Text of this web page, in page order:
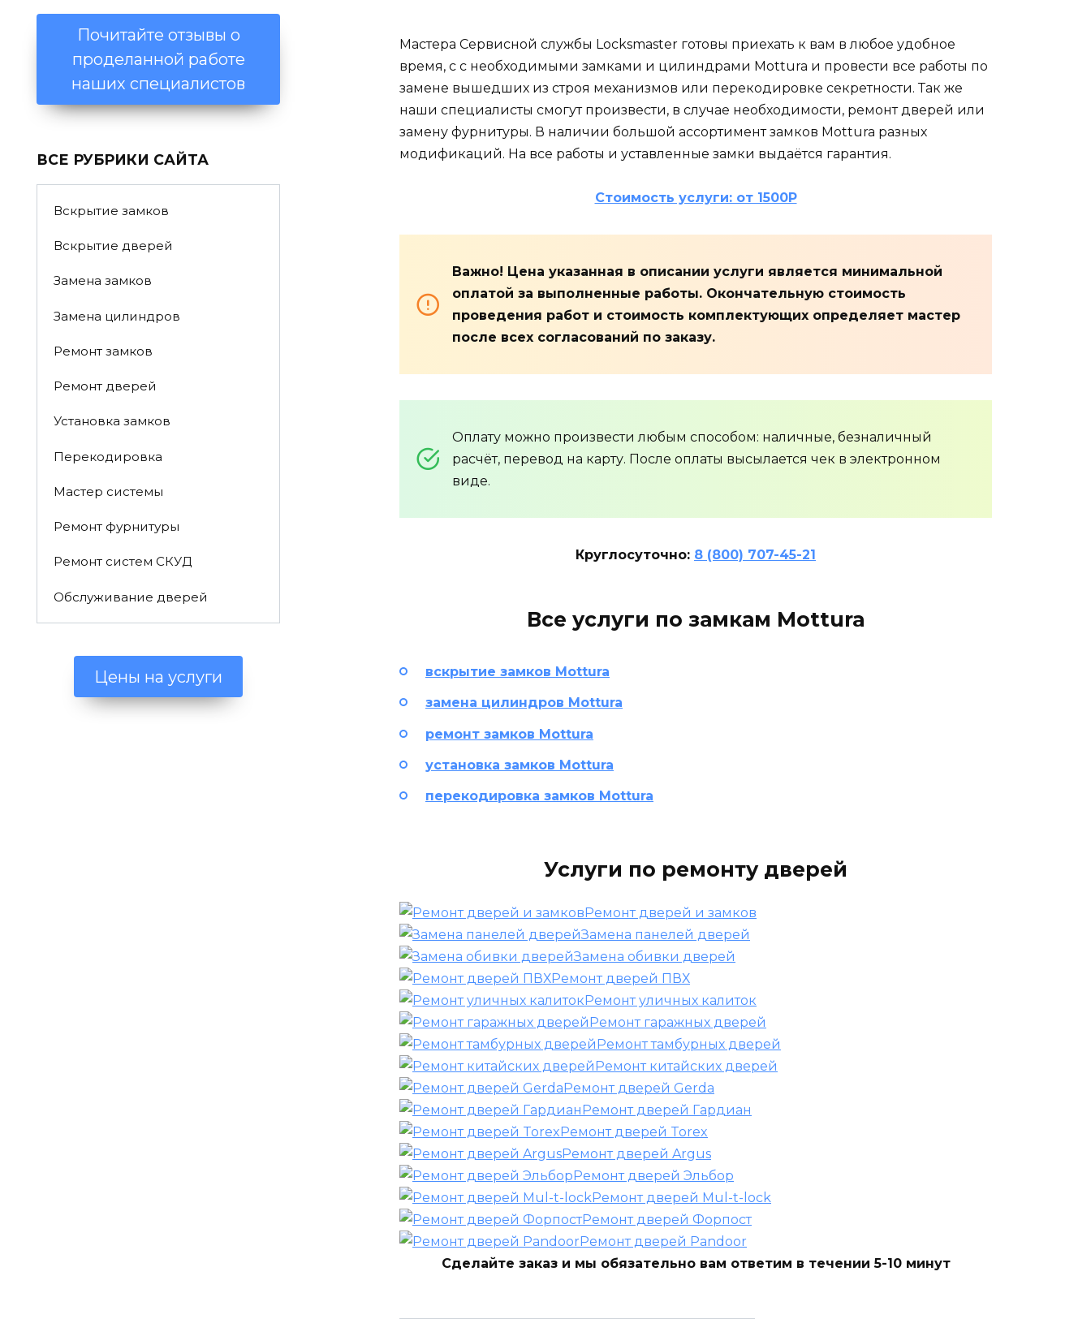
Мастера Сервисной службы Locksmaster готовы приехать к вам в любое удобное
время, с с необходимыми замками и цилиндрами Mottura и провести все работы по
замене вышедших из строя механизмов или перекодировке секретности. Так же
наши специалисты смогут произвести, в случае необходимости, ремонт дверей или
замену фурнитуры. В наличии большой ассортимент замков Mottura разных
модификаций. На все работы и уставленные замки выдаётся гарантия.
Стоимость услуги: от 1500Р
Важно! Цена указанная в описании услуги является минимальной
оплатой за выполненные работы. Окончательную стоимость
проведения работ и стоимость комплектующих определяет мастер
после всех согласований по заказу.
Оплату можно произвести любым способом: наличные, безналичный
расчёт, перевод на карту. После оплаты высылается чек в электронном
виде.
Круглосуточно: 8 (800) 707-45-21
Все услуги по замкам Mottura
вскрытие замков Mottura
замена цилиндров Mottura
ремонт замков Mottura
установка замков Mottura
перекодировка замков Mottura
Услуги по ремонту дверей
Ремонт дверей и замков
Замена панелей дверей
Замена обивки дверей
Ремонт дверей ПВХ
Ремонт уличных калиток
Ремонт гаражных дверей
Ремонт тамбурных дверей
Ремонт китайских дверей
Ремонт дверей Gerda
Ремонт дверей Гардиан
Ремонт дверей Torex
Ремонт дверей Argus
Ремонт дверей Эльбор
Ремонт дверей Mul-t-lock
Ремонт дверей Форпост
Ремонт дверей Pandoor
Сделайте заказ и мы обязательно вам ответим в течении 5-10 минут
Почитайте отзывы о
проделанной работе
наших специалистов
ВСЕ РУБРИКИ САЙТА
Вскрытие замков
Вскрытие дверей
Замена замков
Замена цилиндров
Ремонт замков
Ремонт дверей
Установка замков
Перекодировка
Мастер системы
Ремонт фурнитуры
Ремонт систем СКУД
Обслуживание дверей
Цены на услуги